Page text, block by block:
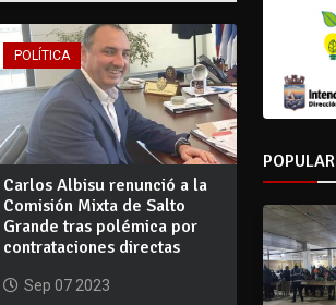
POLÍTICA
Carlos Albisu renunció a la
Comisión Mixta de Salto
Grande tras polémica por
contrataciones directas
Sep 07 2023
POPULAR